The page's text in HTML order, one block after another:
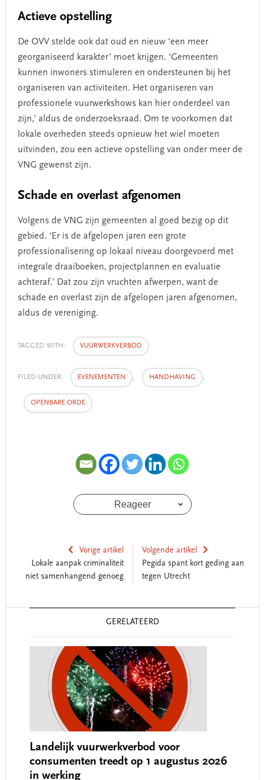
Actieve opstelling
De OVV stelde ook dat oud en nieuw ‘een meer
georganiseerd karakter’ moet krijgen. ‘Gemeenten
kunnen inwoners stimuleren en ondersteunen bij het
organiseren van activiteiten. Het organiseren van
professionele vuurwerkshows kan hier onderdeel van
zijn,’ aldus de onderzoeksraad. Om te voorkomen dat
lokale overheden steeds opnieuw het wiel moeten
uitvinden, zou een actieve opstelling van onder meer de
VNG gewenst zijn.
Schade en overlast afgenomen
Volgens de VNG zijn gemeenten al goed bezig op dit
gebied. ‘Er is de afgelopen jaren een grote
professionalisering op lokaal niveau doorgevoerd met
integrale draaiboeken, projectplannen en evaluatie
achteraf.’ Dat zou zijn vruchten afwerpen, want de
schade en overlast zijn de afgelopen jaren afgenomen,
aldus de vereniging.
TAGGED WITH: VUURWERKVERBOD
FILED UNDER: EVENEMENTEN , HANDHAVING ,
OPENBARE ORDE
Reageer
Vorige artikel
Lokale aanpak criminaliteit
niet samenhangend genoeg
Volgende artikel
Pegida spant kort geding aan
tegen Utrecht
GERELATEERD
Landelijk vuurwerkverbod voor
consumenten treedt op 1 augustus 2026
in werking